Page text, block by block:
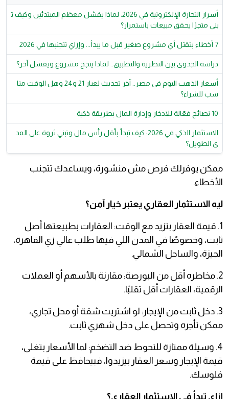
أسرار التجارة الإلكترونية في 2026: لماذا يفشل معظم المبتدئين وكيف ت
بني متجرًا يحقق مبيعات باستمرار؟
7 أخطاء بتقتل أي مشروع صغير قبل ما يبدأ... وإزاي تتجنبها في 2026
دراسة الجدوى بين النظرية والتطبيق.. لماذا ينجح مشروع ويفشل آخر؟
أسعار الذهب اليوم في مصر.. آخر تحديث لعيار 21 و24 وهل الوقت منا
سب للشراء؟
10 نصائح فعّالة للادخار وإدارة المال بطريقة ذكية
الاستثمار الذكي في 2026: كيف تبدأ بأقل رأس مال وتبني ثروة على المد
ى الطويل؟
ممكن يوفرلك فرص مش منشورة، ويساعدك تتجنب
الأخطاء.
ليه الاستثمار العقاري يعتبر خيار آمن؟
1. قيمة العقار بتزيد مع الوقت: العقارات بطبيعتها أصل
ثابت، وخصوصًا في المدن اللي فيها طلب عالي زي القاهرة،
الجيزة، والساحل الشمالي.
2. مخاطره أقل من البورصة: مقارنة بالأسهم أو العملات
الرقمية، العقارات أقل تقلبًا.
3. دخل ثابت من الإيجار: لو اشتريت شقة أو محل تجاري،
ممكن تأجره وتحصل على دخل شهري ثابت.
4. وسيلة ممتازة للتحوط ضد التضخم: لما الأسعار بتغلى،
قيمة الإيجار وسعر العقار بيزيدوا، فبيحافظ على قيمة
فلوسك.
إزاي تبدأ في الاستثمار العقاري؟